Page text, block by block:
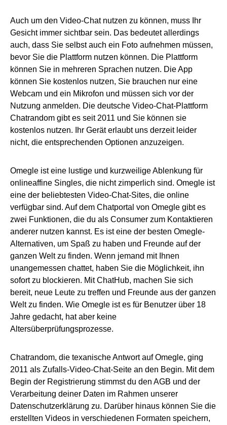
Auch um den Video-Chat nutzen zu können, muss Ihr
Gesicht immer sichtbar sein. Das bedeutet allerdings
auch, dass Sie selbst auch ein Foto aufnehmen müssen,
bevor Sie die Plattform nutzen können. Die Plattform
können Sie in mehreren Sprachen nutzen. Die App
können Sie kostenlos nutzen, Sie brauchen nur eine
Webcam und ein Mikrofon und müssen sich vor der
Nutzung anmelden. Die deutsche Video-Chat-Plattform
Chatrandom gibt es seit 2011 und Sie können sie
kostenlos nutzen. Ihr Gerät erlaubt uns derzeit leider
nicht, die entsprechenden Optionen anzuzeigen.
Omegle ist eine lustige und kurzweilige Ablenkung für
onlineaffine Singles, die nicht zimperlich sind. Omegle ist
eine der beliebtesten Video-Chat-Sites, die online
verfügbar sind. Auf dem Chatportal von Omegle gibt es
zwei Funktionen, die du als Consumer zum Kontaktieren
anderer nutzen kannst. Es ist eine der besten Omegle-
Alternativen, um Spaß zu haben und Freunde auf der
ganzen Welt zu finden. Wenn jemand mit Ihnen
unangemessen chattet, haben Sie die Möglichkeit, ihn
sofort zu blockieren. Mit ChatHub, machen Sie sich
bereit, neue Leute zu treffen und Freunde aus der ganzen
Welt zu finden. Wie Omegle ist es für Benutzer über 18
Jahre gedacht, hat aber keine
Altersüberprüfungsprozesse.
Chatrandom, die texanische Antwort auf Omegle, ging
2011 als Zufalls-Video-Chat-Seite an den Begin. Mit dem
Begin der Registrierung stimmst du den AGB und der
Verarbeitung deiner Daten im Rahmen unserer
Datenschutzerklärung zu. Darüber hinaus können Sie die
erstellten Videos in verschiedenen Formaten speichern,